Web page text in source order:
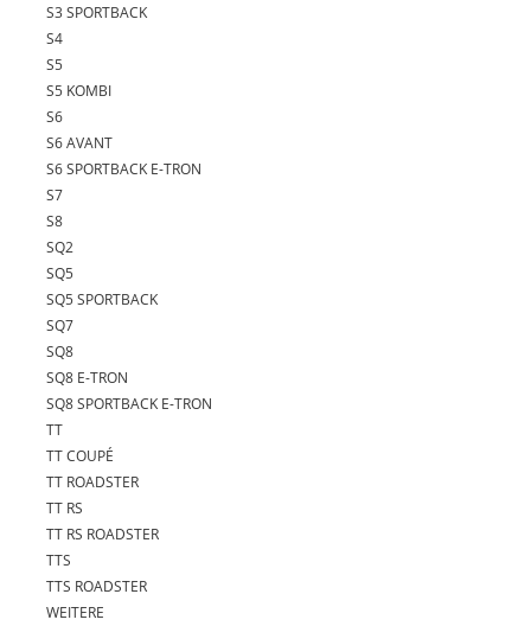
S3 SPORTBACK
S4
S5
S5 KOMBI
S6
S6 AVANT
S6 SPORTBACK E-TRON
S7
S8
SQ2
SQ5
SQ5 SPORTBACK
SQ7
SQ8
SQ8 E-TRON
SQ8 SPORTBACK E-TRON
TT
TT COUPÉ
TT ROADSTER
TT RS
TT RS ROADSTER
TTS
TTS ROADSTER
WEITERE